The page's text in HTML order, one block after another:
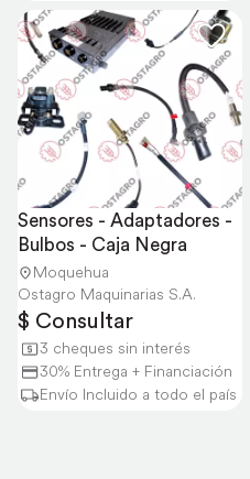
Sensores - Adaptadores -
Bulbos - Caja Negra
Moquehua
Ostagro Maquinarias S.A.
$ Consultar
3 cheques sin interés
30% Entrega + Financiación
Envío Incluido a todo el país